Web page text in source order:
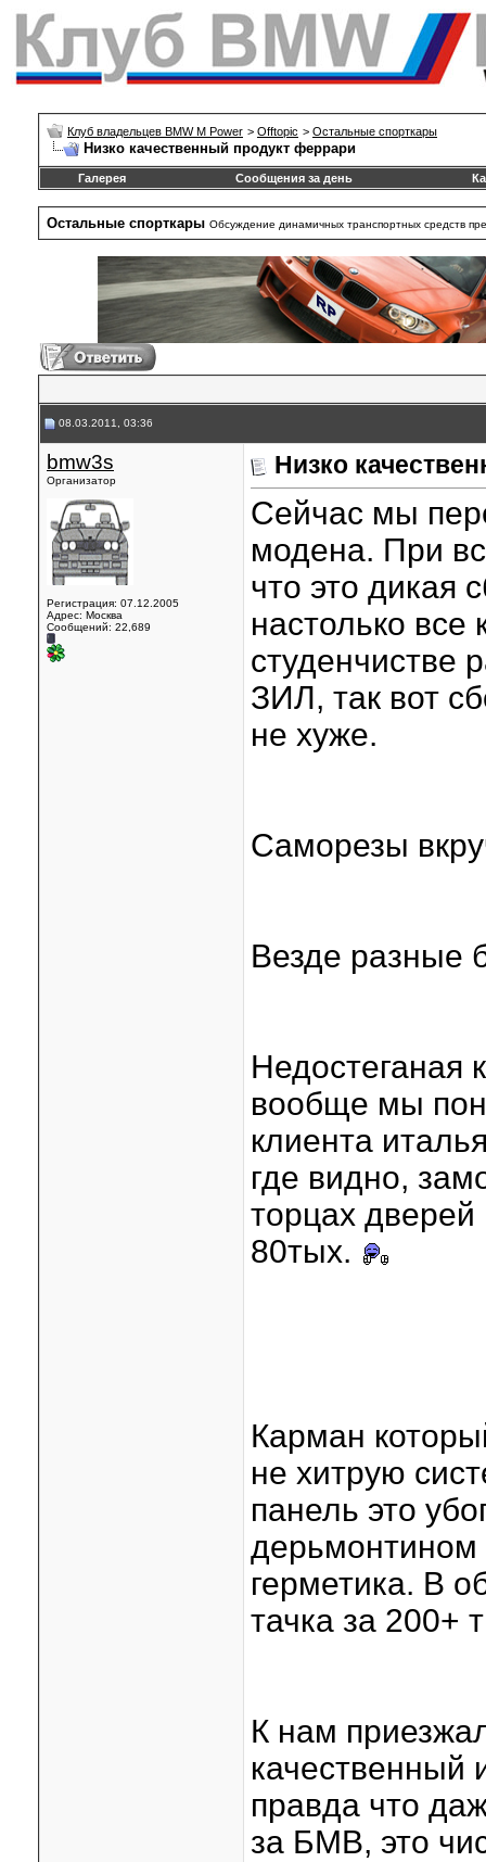
Клуб владельцев BMW M Power > Offtopic > Остальные спорткары
Низко качественный продукт феррари
Галерея Сообщения за день
Остальные спорткары Обсуждение динамичных транспортных средств
08.03.2011, 03:36
bmw3s
Организатор
Регистрация: 07.12.2005
Адрес: Москва
Сообщений: 22,689
Низко
Сейчас мы
модена. При
что это дикая
настолько
студенчистве
ЗИЛ, так вот
не хуже.
Саморезы
Везде разные
Недостеганая
вообще мы
клиента
где видно,
торцах
80тых.
Карман
не хитрую
панель это
дерьмонтином
герметика. В
тачка за 200+
К нам
качественный
правда что
за БМВ, это